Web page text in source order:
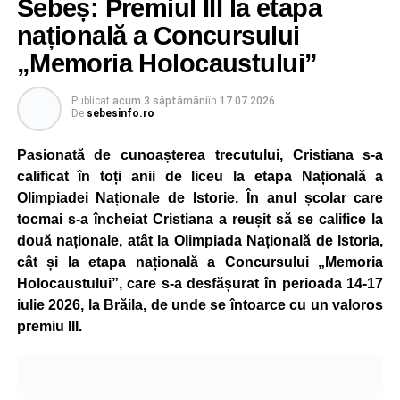
de vară, cei mici familiarizându-se cu regulile de circulație
și cu normele pe care trebuie să le respecte pentru a fi
pietoni responsabili.
Unul dintre cele mai apreciate momente a fost atelierul
„Vara Descoperirilor – Orientare în carieră”, unde copiii au
participat la exerciții interactive menite să îi ajute să își
descopere calitățile, să își exprime aspirațiile și să ia
contact cu principalele domenii de activitate și profesiile
pe care și-ar putea dori să le urmeze în viitor.
Programul a inclus și activități de dexteritate manuală, în
cadrul cărora participanții au realizat desene și lucrări
artistice, precum și sesiuni de karaoke, muzică și jocuri
sportive, care au încurajat mișcarea și colaborarea în
echipă.
Sebeș: Premiul III la etapa
națională a Concursului
„Memoria Holocaustului”
Publicat acum 3 săptămâniîn 17.07.2026
De sebesinfo.ro
Pasionată de cunoașterea trecutului, Cristiana s-a
calificat în toți anii de liceu la etapa Națională a
Olimpiadei Naționale de Istorie. În anul școlar care
tocmai s-a încheiat Cristiana a reușit să se califice la
două naționale, atât la Olimpiada Națională de Istoria,
cât și la etapa națională a Concursului „Memoria
Holocaustului”, care s-a desfășurat în perioada 14-17
iulie 2026, la Brăila, de unde se întoarce cu un valoros
premiu III.